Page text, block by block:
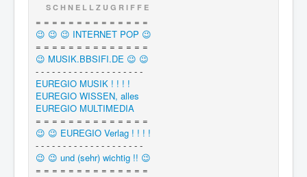
S C H N E L L Z U G R I F F E
= = = = = = = = = = = = = =
😉 😉 😉 INTERNET POP 😉
= = = = = = = = = = = = = =
😉 MUSIK.BBSIFI.DE 😉 😉
- - - - - - - - - - - - - - - - - - - -
EUREGIO MUSIK ! ! ! !
EUREGIO WISSEN, alles
EUREGIO MULTIMEDIA
= = = = = = = = = = = = = =
😉 😉 EUREGIO Verlag ! ! ! !
- - - - - - - - - - - - - - - - - - - -
😉 😉 und (sehr) wichtig !! 😉
= = = = = = = = = = = = = =